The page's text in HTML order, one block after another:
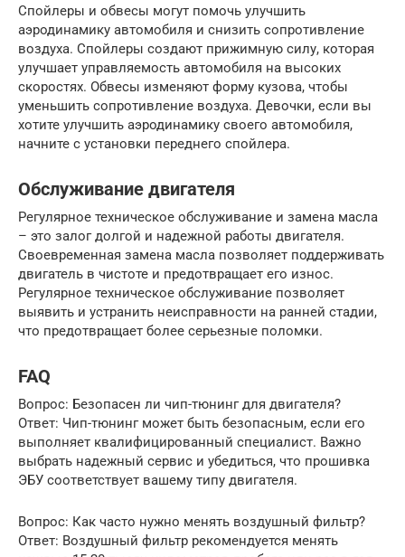
Спойлеры и обвесы могут помочь улучшить
аэродинамику автомобиля и снизить сопротивление
воздуха. Спойлеры создают прижимную силу, которая
улучшает управляемость автомобиля на высоких
скоростях. Обвесы изменяют форму кузова, чтобы
уменьшить сопротивление воздуха. Девочки, если вы
хотите улучшить аэродинамику своего автомобиля,
начните с установки переднего спойлера.
Обслуживание двигателя
Регулярное техническое обслуживание и замена масла
– это залог долгой и надежной работы двигателя.
Своевременная замена масла позволяет поддерживать
двигатель в чистоте и предотвращает его износ.
Регулярное техническое обслуживание позволяет
выявить и устранить неисправности на ранней стадии,
что предотвращает более серьезные поломки.
FAQ
Вопрос: Безопасен ли чип-тюнинг для двигателя?
Ответ: Чип-тюнинг может быть безопасным, если его
выполняет квалифицированный специалист. Важно
выбрать надежный сервис и убедиться, что прошивка
ЭБУ соответствует вашему типу двигателя.
Вопрос: Как часто нужно менять воздушный фильтр?
Ответ: Воздушный фильтр рекомендуется менять